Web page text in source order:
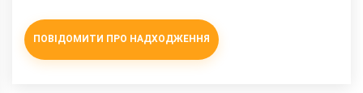
ПОВІДОМИТИ ПРО НАДХОДЖЕННЯ